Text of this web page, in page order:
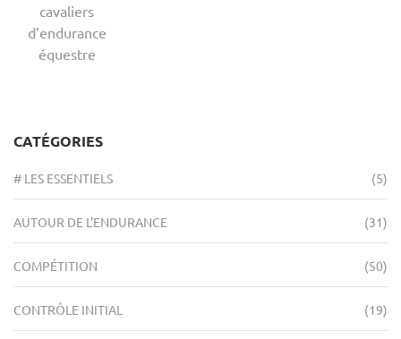
cavaliers
d’endurance
équestre
CATÉGORIES
# LES ESSENTIELS (5)
AUTOUR DE L'ENDURANCE (31)
COMPÉTITION (50)
CONTRÔLE INITIAL (19)